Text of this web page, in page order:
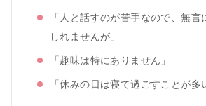
「人と話すのが苦手なので、無言
しれませんが」
「趣味は特にありません」
「休みの日は寝て過ごすことが多